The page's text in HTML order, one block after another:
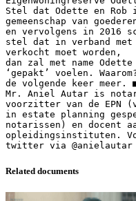
Stel dat Odette en Rob
gemeenschap van
en vervolgens in 2016
stel dat in verband
verkocht moet worden,
dan zal met name
‘gepakt’ voelen.
de volgende keer meer.
Mr. Aniel Autar is
voorzitter van de EPN
in estate planning
notarissen) en docent
opleidingsinstituten.
Related documents